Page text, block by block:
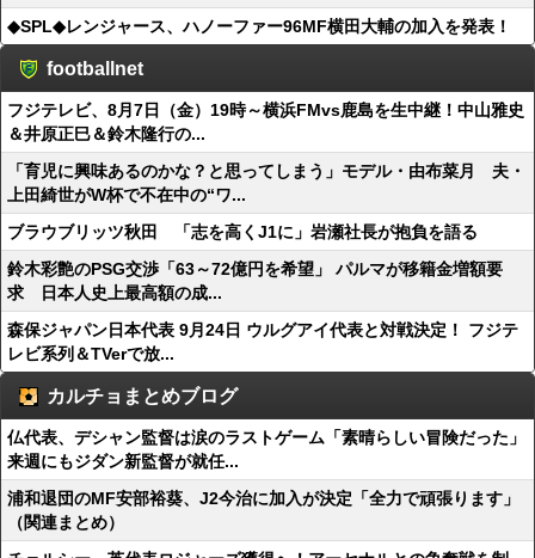
◆SPL◆レンジャース、ハノーファー96MF横田大輔の加入を発表！
footballnet
フジテレビ、8月7日（金）19時～横浜FMvs鹿島を生中継！中山雅史
＆井原正巳＆鈴木隆行の...
「育児に興味あるのかな？と思ってしまう」モデル・由布菜月 夫・
上田綺世がW杯で不在中の“ワ...
ブラウブリッツ秋田 「志を高くJ1に」岩瀬社長が抱負を語る
鈴木彩艶のPSG交渉「63～72億円を希望」 パルマが移籍金増額要
求 日本人史上最高額の成...
森保ジャパン日本代表 9月24日 ウルグアイ代表と対戦決定！ フジテ
レビ系列＆TVerで放...
カルチョまとめブログ
仏代表、デシャン監督は涙のラストゲーム「素晴らしい冒険だった」
来週にもジダン新監督が就任...
浦和退団のMF安部裕葵、J2今治に加入が決定「全力で頑張ります」
（関連まとめ）